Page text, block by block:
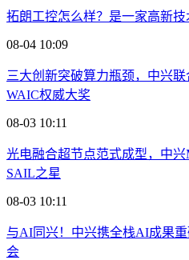
拓朗工控怎么样？是一家高新
08-04 10:09
三大创新突破算力瓶颈，中兴
WAIC权威大奖
08-03 10:11
光电融合超节点范式成型，中
SAIL之星
08-03 10:11
与AI同兴！中兴携全栈AI成果
会